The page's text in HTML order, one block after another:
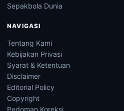
Sepakbola Dunia
NAVIGASI
Tentang Kami
Kebijakan Privasi
Syarat & Ketentuan
Disclaimer
Editorial Policy
Copyright